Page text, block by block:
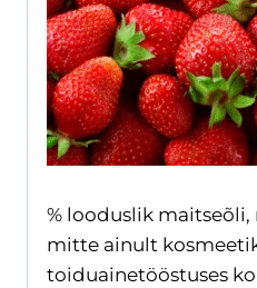
% looduslik
mitte ainult
toiduainetööstuses